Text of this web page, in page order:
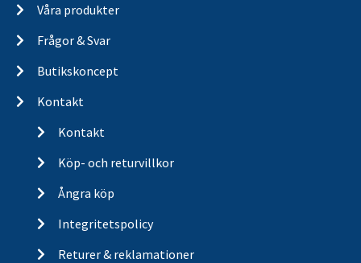
Våra produkter
Frågor & Svar
Butikskoncept
Kontakt
Kontakt
Köp- och returvillkor
Ångra köp
Integritetspolicy
Returer & reklamationer